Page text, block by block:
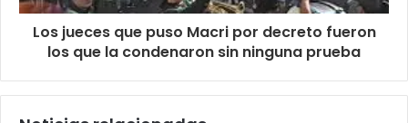
Los jueces que puso Macri por decreto fueron
los que la condenaron sin ninguna prueba